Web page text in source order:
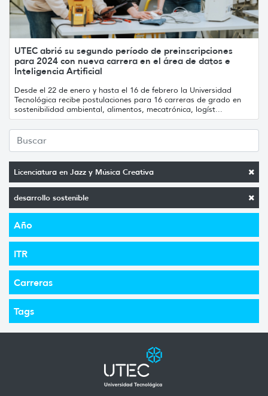
Licenciatura en Jazz y Música Creativa
desarrollo sostenible
Año
ITR
Carreras
Tags
UTEC abrió su segundo período de preinscripciones
para 2024 con nueva carrera en el área de datos e
Inteligencia Artificial
Desde el 22 de enero y hasta el 16 de febrero la Universidad
Tecnológica recibe postulaciones para 16 carreras de grado en
sostenibilidad ambiental, alimentos, mecatrónica, logíst...